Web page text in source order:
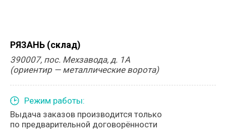
РЯЗАНЬ (склад)
390007, пос. Мехзавода, д. 1А
(ориентир — металлические ворота)
Режим работы:
Выдача заказов производится только
по предварительной договорённости